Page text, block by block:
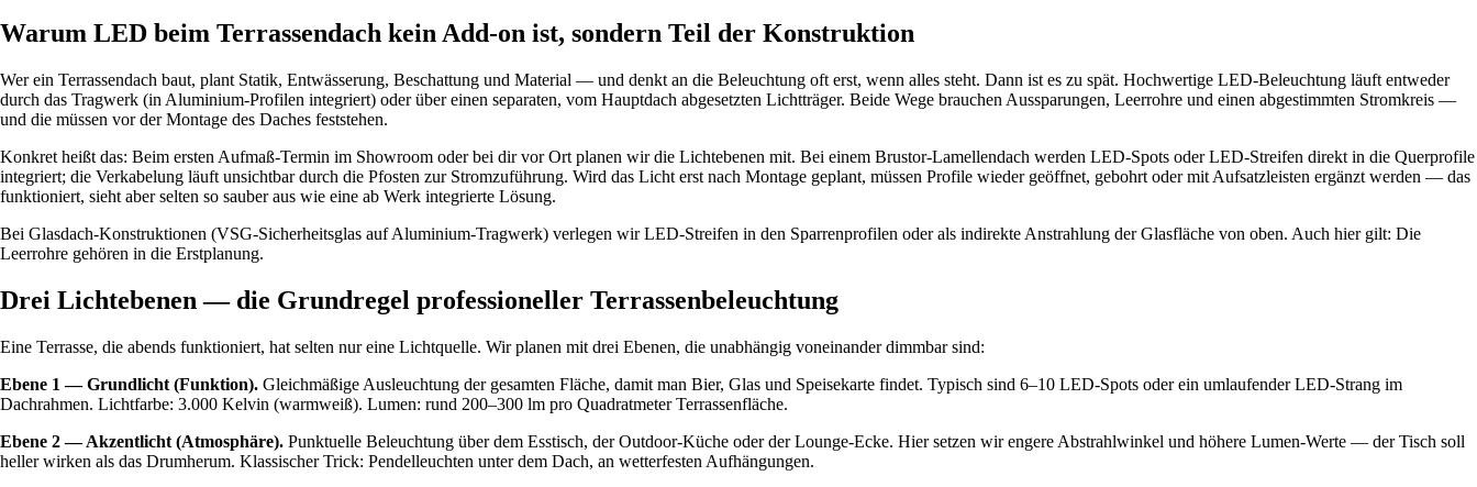
Warum LED beim Terrassendach kein Add-on ist, sondern Teil der Konstruktion
Wer ein Terrassendach baut, plant Statik, Entwässerung, Beschattung und Material — und denkt an die Beleuchtung oft erst, wenn alles steht. Dann ist es zu spät. Hochwertige LED-Beleuchtung läuft entweder
durch das Tragwerk (in Aluminium-Profilen integriert) oder über einen separaten, vom Hauptdach abgesetzten Lichtträger. Beide Wege brauchen Aussparungen, Leerrohre und einen abgestimmten Stromkreis —
und die müssen vor der Montage des Daches feststehen.
Konkret heißt das: Beim ersten Aufmaß-Termin im Showroom oder bei dir vor Ort planen wir die Lichtebenen mit. Bei einem Brustor-Lamellendach werden LED-Spots oder LED-Streifen direkt in die Querprofile
integriert; die Verkabelung läuft unsichtbar durch die Pfosten zur Stromzuführung. Wird das Licht erst nach Montage geplant, müssen Profile wieder geöffnet, gebohrt oder mit Aufsatzleisten ergänzt werden — das
funktioniert, sieht aber selten so sauber aus wie eine ab Werk integrierte Lösung.
Bei Glasdach-Konstruktionen (VSG-Sicherheitsglas auf Aluminium-Tragwerk) verlegen wir LED-Streifen in den Sparrenprofilen oder als indirekte Anstrahlung der Glasfläche von oben. Auch hier gilt: Die
Leerrohre gehören in die Erstplanung.
Drei Lichtebenen — die Grundregel professioneller Terrassenbeleuchtung
Eine Terrasse, die abends funktioniert, hat selten nur eine Lichtquelle. Wir planen mit drei Ebenen, die unabhängig voneinander dimmbar sind:
Ebene 1 — Grundlicht (Funktion). Gleichmäßige Ausleuchtung der gesamten Fläche, damit man Bier, Glas und Speisekarte findet. Typisch sind 6–10 LED-Spots oder ein umlaufender LED-Strang im
Dachrahmen. Lichtfarbe: 3.000 Kelvin (warmweiß). Lumen: rund 200–300 lm pro Quadratmeter Terrassenfläche.
Ebene 2 — Akzentlicht (Atmosphäre). Punktuelle Beleuchtung über dem Esstisch, der Outdoor-Küche oder der Lounge-Ecke. Hier setzen wir engere Abstrahlwinkel und höhere Lumen-Werte — der Tisch soll
heller wirken als das Drumherum. Klassischer Trick: Pendelleuchten unter dem Dach, an wetterfesten Aufhängungen.